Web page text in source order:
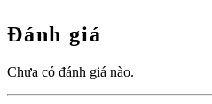
Đánh giá
Chưa có đánh giá nào.